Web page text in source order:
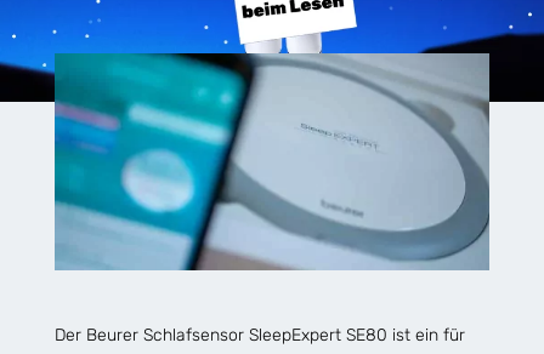
Der Beurer Schlafsensor SleepExpert SE80 ist ein für